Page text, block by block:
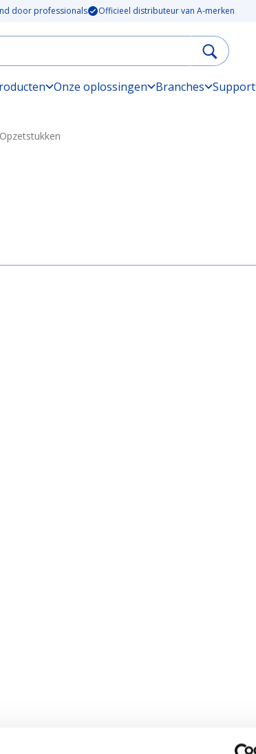
door professionals Officieel distributeur van A-merken
Onze oplossingen Branches Support
Opzetstukken